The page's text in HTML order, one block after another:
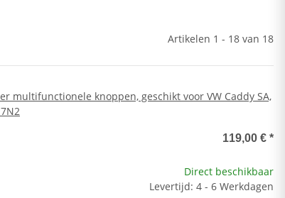
Artikelen 1 - 18 van 18
multifunctionele knoppen, geschikt voor VW Caddy SA,
119,00 € *
Direct beschikbaar
Levertijd: 4 - 6 Werkdagen